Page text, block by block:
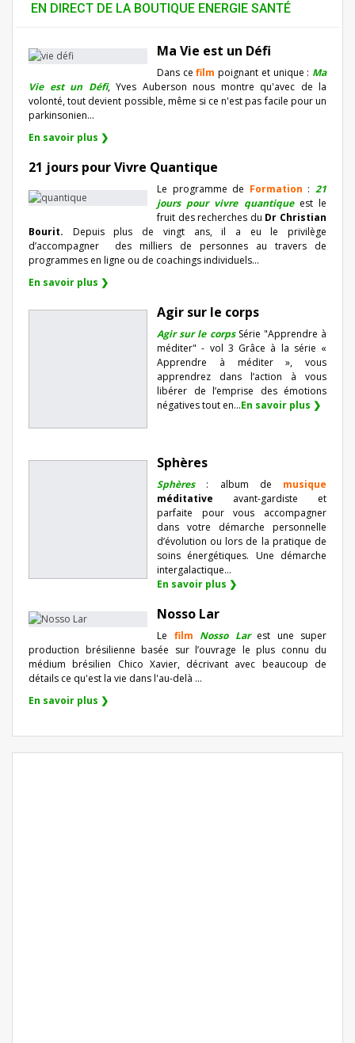
EN DIRECT DE LA BOUTIQUE ENERGIE SANTÉ
Ma Vie est un Défi
Dans cefilm poignant et unique : Ma
Vie est un Défi, Yves Auberson nous montre qu'avec de la
volonté, tout devient possible, même si ce n'est pas facile pour un
parkinsonien…
En savoir plus ❯
21 jours pour Vivre Quantique
Le programme de Formation :21
jours pour vivre quantiqueest le
fruit des recherches du Dr Christian
Bourit. Depuis plus de vingt ans, il a eu le privilège
d’accompagner
des milliers de personnes au travers de
programmes en ligne ou de coachings individuels…
En savoir plus ❯
Agir sur le corps
Agir sur le corpsSérie "Apprendre à
méditer" - vol 3 Grâce à la série «
Apprendre à méditer », vous
apprendrez dans l’action à vous
libérer de l’emprise des émotions
négatives tout en...En savoir plus ❯
Sphères
Sphères: album de musique
méditative avant-gardiste et
parfaite pour vous accompagner
dans votre démarche personnelle
d’évolution ou lors de la pratique de
soins énergétiques. Une démarche
intergalactique...
En savoir plus ❯
Nosso Lar
Le film Nosso Lar est une super
production brésilienne basée sur l’ouvrage le plus connu du
médium brésilien Chico Xavier, décrivant avec beaucoup de
détails ce qu'est la vie dans l'au-delà ...
En savoir plus ❯